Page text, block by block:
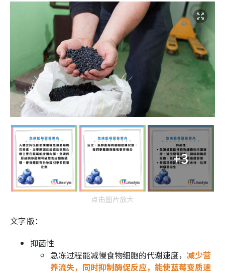
+3
点击图片放大
文字版：
抑菌性
急冻过程能减慢食物细胞的代谢速度， 减少营
养流失，同时抑制酶促反应，能使蓝莓变质速